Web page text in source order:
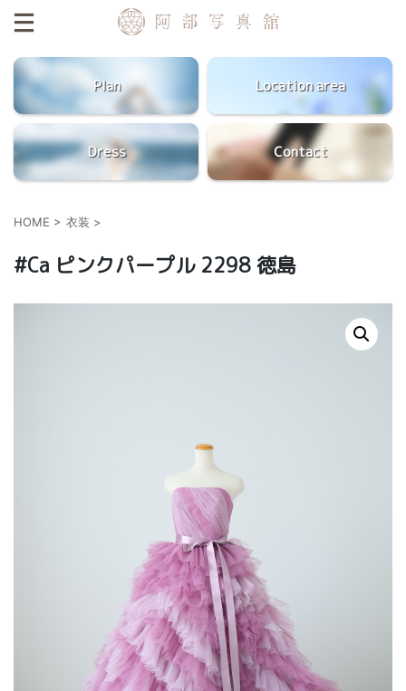
Plan Location area
Dress Contact
HOME > 衣装 >
#Ca ピンクパープル 2298 徳島